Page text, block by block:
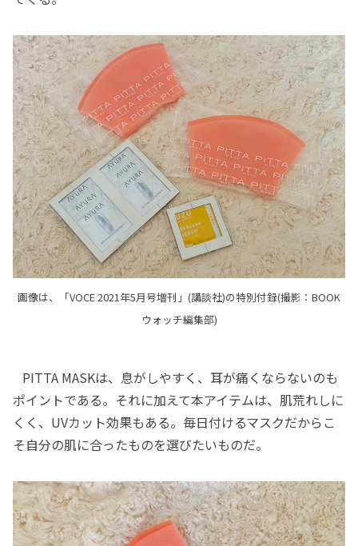
画像は、「VOCE 2021年5月号増刊」(講談社)の特別付録(撮影：BOOK
ウォッチ編集部)
PITTA MASKは、息がしやすく、耳が痛くならないのも
ポイントである。それに加えて本アイテムは、肌荒れしに
くく、UVカット効果もある。毎日付けるマスクだからこ
そ自分の肌に合ったものを選びたいものだ。